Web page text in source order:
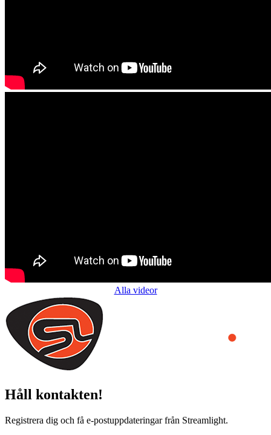
Alla videor
Håll kontakten!
Registrera dig och få e-postuppdateringar från Streamlight.